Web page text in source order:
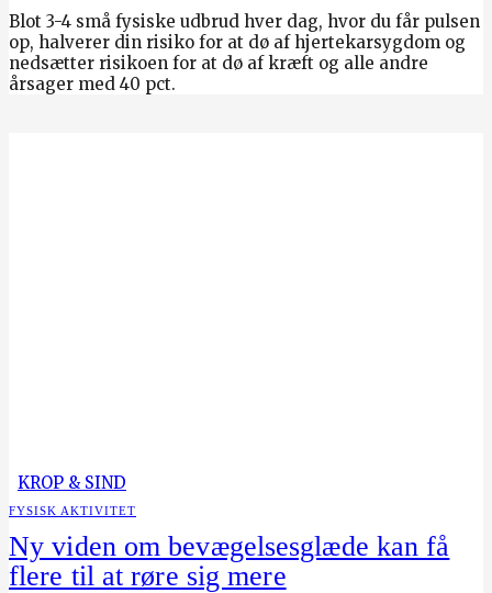
Blot 3-4 små fysiske udbrud hver dag, hvor du får pulsen
op, halverer din risiko for at dø af hjertekarsygdom og
nedsætter risikoen for at dø af kræft og alle andre
årsager med 40 pct.
KROP & SIND
FYSISK AKTIVITET
Ny viden om bevægelsesglæde kan få
flere til at røre sig mere